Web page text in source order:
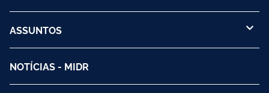
ASSUNTOS
NOTÍCIAS - MIDR